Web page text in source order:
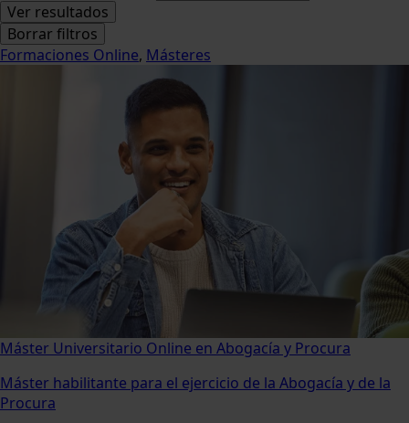
Ver resultados
Borrar filtros
Formaciones Online, Másteres
Máster Universitario Online en Abogacía y Procura
Máster habilitante para el ejercicio de la Abogacía y de la
Procura